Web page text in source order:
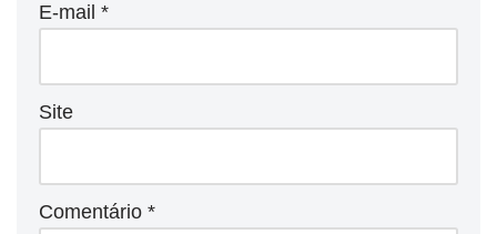
E-mail *
Site
Comentário *